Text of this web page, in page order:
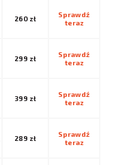
260 zł
Sprawdź
teraz
299 zł
Sprawdź
teraz
399 zł
Sprawdź
teraz
289 zł
Sprawdź
teraz